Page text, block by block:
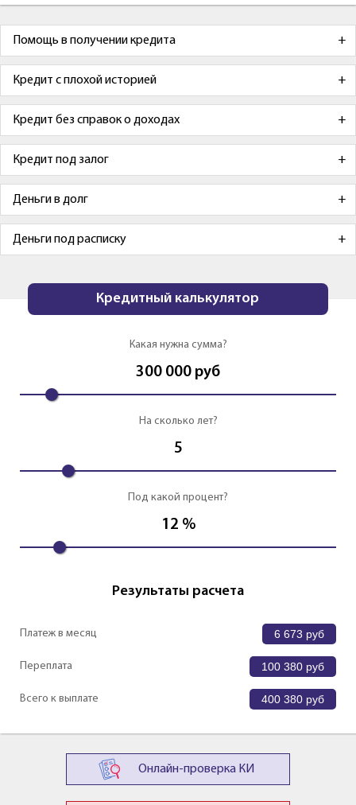
Помощь в получении кредита
Кредит с плохой историей
Кредит без справок о доходах
Кредит под залог
Деньги в долг
Деньги под расписку
Кредитный калькулятор
Какая нужна сумма?
300 000 руб
На сколько лет?
5
Под какой процент?
12 %
Результаты расчета
Платеж в месяц 6 673 руб
Переплата 100 380 руб
Всего к выплате 400 380 руб
Онлайн-проверка КИ